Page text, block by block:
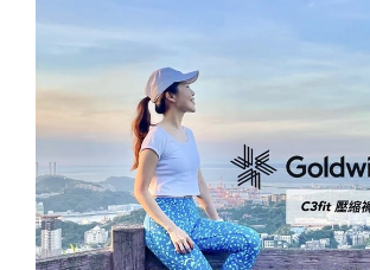
到
錢!!
推
薦
好
用